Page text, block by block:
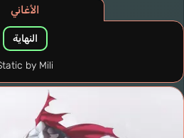
الأغاني
النهاية
by Mili